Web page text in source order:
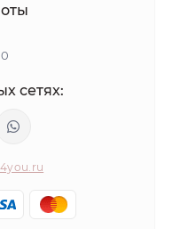
сетях: